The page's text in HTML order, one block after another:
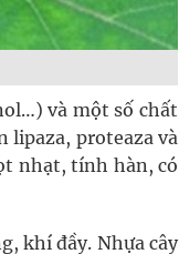
và một số chất
lipaza, proteaza và
nhạt, tính hàn, có
khí đầy. Nhựa cây